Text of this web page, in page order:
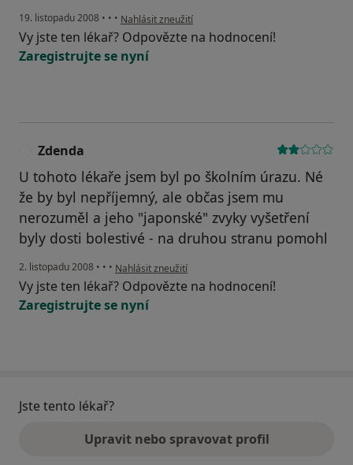
19. listopadu 2008 • • • podle názoru uživatele Lída
Nahlásit zneužití
Vy jste ten lékař? Odpovězte na hodnocení!
Zaregistrujte se nyní
Zdenda
U tohoto lékaře jsem byl po školním úrazu. Né
že by byl nepříjemný, ale občas jsem mu
nerozuměl a jeho "japonské" zvyky vyšetření
byly dosti bolestivé - na druhou stranu pomohl
2. listopadu 2008 • • • podle názoru uživatele Zdenda
Nahlásit zneužití
Vy jste ten lékař? Odpovězte na hodnocení!
Zaregistrujte se nyní
Jste tento lékař?
Upravit nebo spravovat profil